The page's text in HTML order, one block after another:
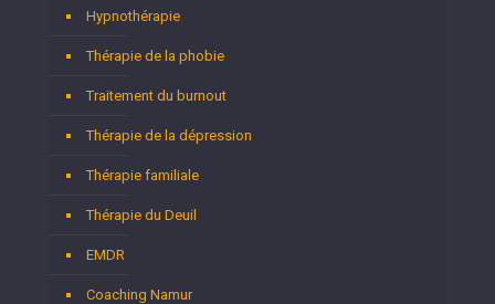
Hypnothérapie
Thérapie de la phobie
Traitement du burnout
Thérapie de la dépression
Thérapie familiale
Thérapie du Deuil
EMDR
Coaching Namur